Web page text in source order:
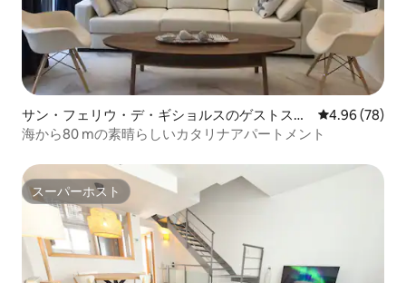
サン・フェリウ・デ・ギショルスのゲストスイ
ート
レビュー78
4.96 (78)
海から80 mの素晴らしいカタリナアパートメント
スーパーホスト
スーパーホスト